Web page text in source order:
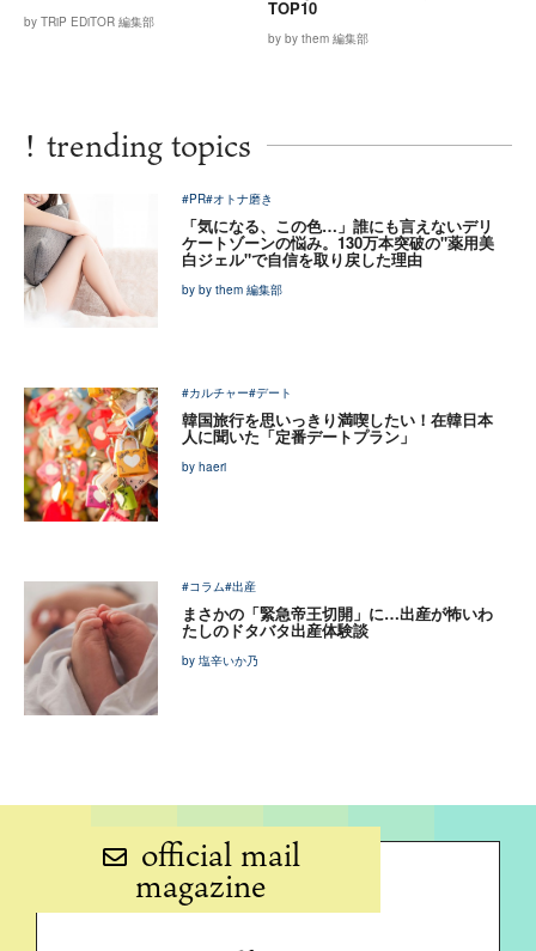
by TRiP EDiTOR 編集部
TOP10
by by them 編集部
! trending topics
#PR#オトナ磨き
「気になる、この色…」誰にも言えないデリ
ケートゾーンの悩み。130万本突破の"薬用美
白ジェル"で自信を取り戻した理由
by by them 編集部
#カルチャー#デート
韓国旅行を思いっきり満喫したい！在韓日本
人に聞いた「定番デートプラン」
by haeri
#コラム#出産
まさかの「緊急帝王切開」に…出産が怖いわ
たしのドタバタ出産体験談
by 塩辛いか乃
official mail
magazine